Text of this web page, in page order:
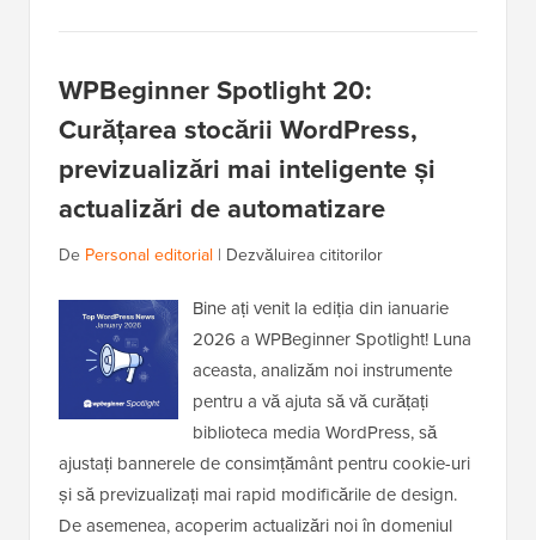
WPBeginner Spotlight 20:
Curățarea stocării WordPress,
previzualizări mai inteligente și
actualizări de automatizare
De Personal editorial | Dezvăluirea cititorilor
Bine ați venit la ediția din ianuarie
2026 a WPBeginner Spotlight! Luna
aceasta, analizăm noi instrumente
pentru a vă ajuta să vă curățați
biblioteca media WordPress, să
ajustați bannerele de consimțământ pentru cookie-uri
și să previzualizați mai rapid modificările de design.
De asemenea, acoperim actualizări noi în domeniul